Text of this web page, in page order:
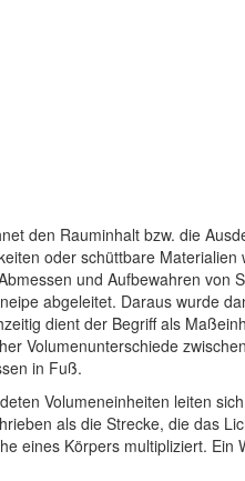
den Rauminhalt bzw. die
oder schüttbare
und Aufbewahren
abgeleitet. Daraus wurde
dient der Begriff als
Volumenunterschiede
in Fuß.
Volumeneinheiten leiten
als die Strecke, die das
eines Körpers multipliziert.